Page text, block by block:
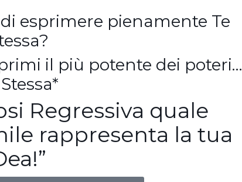
esprimere pienamente Te
il più potente dei poteri…
Regressiva quale
rappresenta la tua